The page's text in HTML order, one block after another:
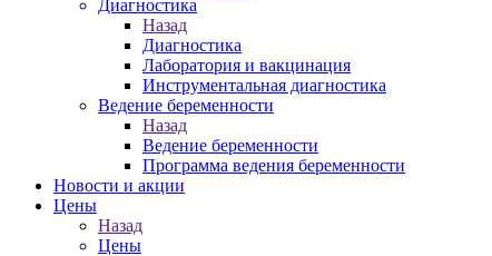
Диагностика
Назад
Диагностика
Лаборатория и вакцинация
Инструментальная диагностика
Ведение беременности
Назад
Ведение беременности
Программа ведения беременности
Новости и акции
Цены
Назад
Цены